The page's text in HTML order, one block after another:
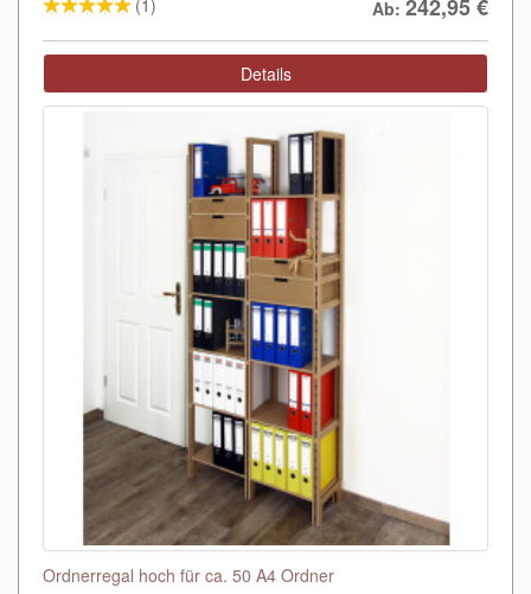
(1) Ab: 242,95€
Details
Ordnerregal hoch für ca. 50 A4 Ordner